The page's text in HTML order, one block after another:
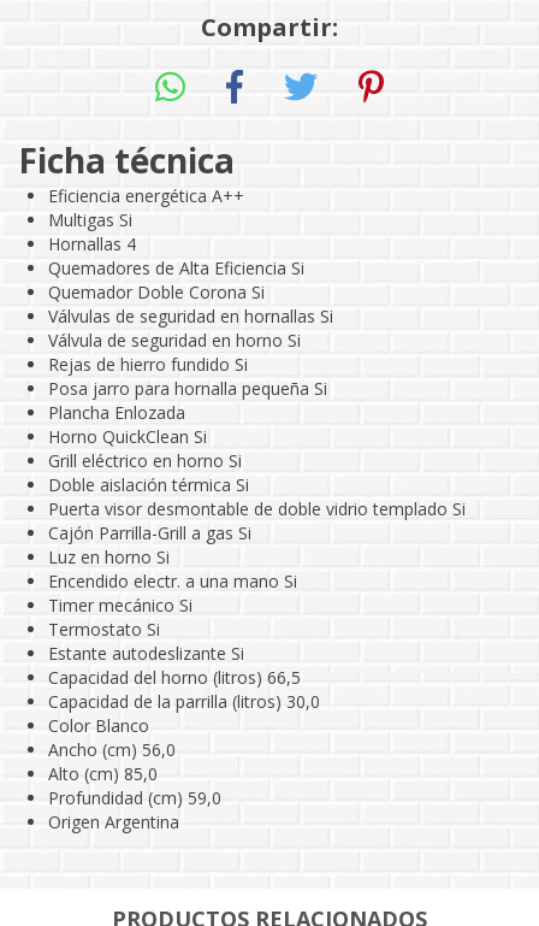
Compartir:
Ficha técnica
Eficiencia energética A++
Multigas Si
Hornallas 4
Quemadores de Alta Eficiencia Si
Quemador Doble Corona Si
Válvulas de seguridad en hornallas Si
Válvula de seguridad en horno Si
Rejas de hierro fundido Si
Posa jarro para hornalla pequeña Si
Plancha Enlozada
Horno QuickClean Si
Grill eléctrico en horno Si
Doble aislación térmica Si
Puerta visor desmontable de doble vidrio templado Si
Cajón Parrilla-Grill a gas Si
Luz en horno Si
Encendido electr. a una mano Si
Timer mecánico Si
Termostato Si
Estante autodeslizante Si
Capacidad del horno (litros) 66,5
Capacidad de la parrilla (litros) 30,0
Color Blanco
Ancho (cm) 56,0
Alto (cm) 85,0
Profundidad (cm) 59,0
Origen Argentina
PRODUCTOS RELACIONADOS